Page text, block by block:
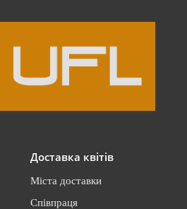
Доставка квітів
Міста доставки
Співпраця